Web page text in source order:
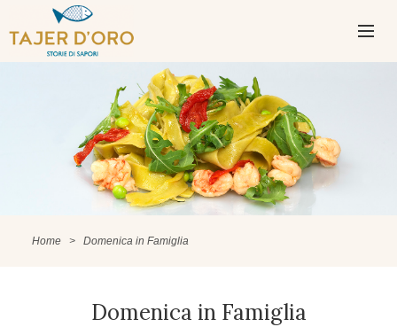
AL
CONTENUTO
Home > Domenica in Famiglia
Domenica in Famiglia